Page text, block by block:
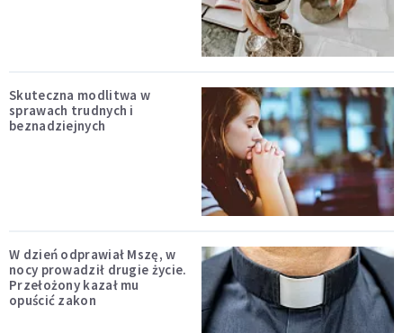
Skuteczna modlitwa w
sprawach trudnych i
beznadziejnych
W dzień odprawiał Mszę, w
nocy prowadził drugie życie.
Przełożony kazał mu
opuścić zakon